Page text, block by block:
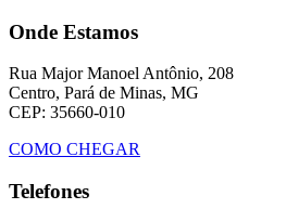
Onde Estamos
Rua Major Manoel Antônio, 208
Centro, Pará de Minas, MG
CEP: 35660-010
COMO CHEGAR
Telefones